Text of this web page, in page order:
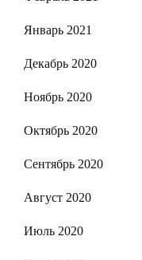
Январь 2021
Декабрь 2020
Ноябрь 2020
Октябрь 2020
Сентябрь 2020
Август 2020
Июль 2020